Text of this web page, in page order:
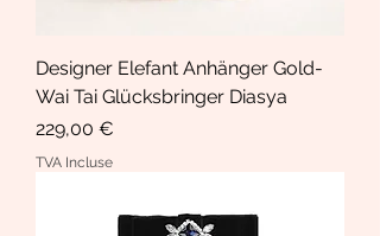
Designer Elefant Anhänger Gold-
Wai Tai Glücksbringer Diasya
Prix
229,00 €
TVA Incluse